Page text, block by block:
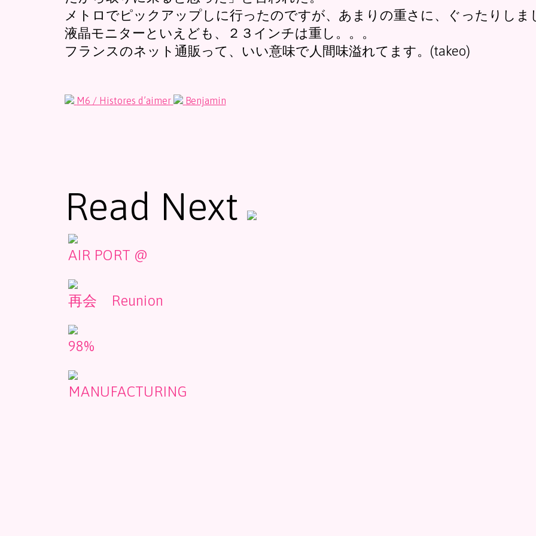
メトロでピックアップしに行ったのですが、あまりの重さに、ぐったりしま
液晶モニターといえども、２３インチは重し。。。
フランスのネット通販って、いい意味で人間味溢れてます。(takeo)
M6 / Histores d’aimer Benjamin
Read Next
AIR PORT @
再会 Reunion
98%
MANUFACTURING